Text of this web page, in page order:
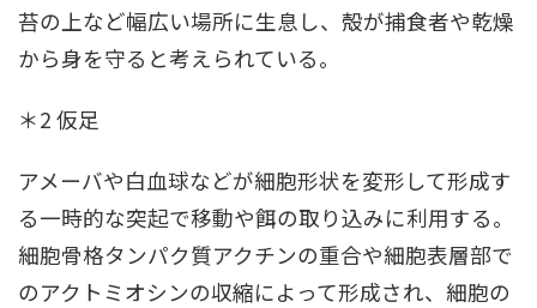
苔の上など幅広い場所に生息し、殻が捕食者や乾燥
から身を守ると考えられている。
＊2 仮足
アメーバや白血球などが細胞形状を変形して形成す
る一時的な突起で移動や餌の取り込みに利用する。
細胞骨格タンパク質アクチンの重合や細胞表層部で
のアクトミオシンの収縮によって形成され、細胞の